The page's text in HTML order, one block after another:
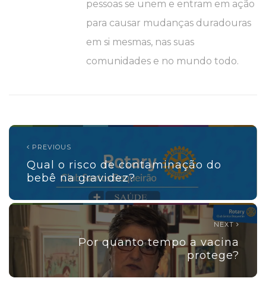
pessoas se unem e entram em ação
para causar mudanças duradouras
em si mesmas, nas suas
comunidades e no mundo todo.
PREVIOUS
Qual o risco de contaminação do
bebê na gravidez?
NEXT
Por quanto tempo a vacina
protege?